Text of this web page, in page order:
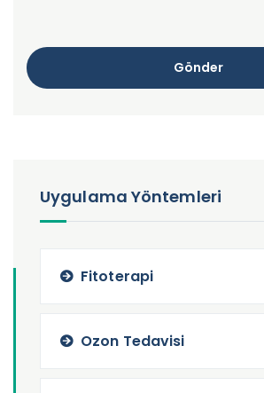
Uygulama Yöntemleri
Fitoterapi
Ozon Tedavisi
Gönder